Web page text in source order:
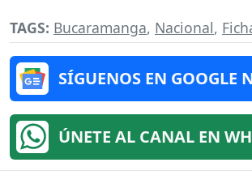
TAGS: Bucaramanga, Nacional,
SÍGUENOS EN GOOGLE
ÚNETE AL CANAL EN